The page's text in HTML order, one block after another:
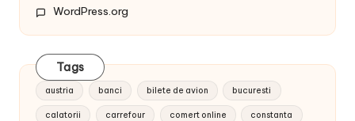
WordPress.org
Tags
austria banci bilete de avion bucuresti
calatorii carrefour comert online constanta